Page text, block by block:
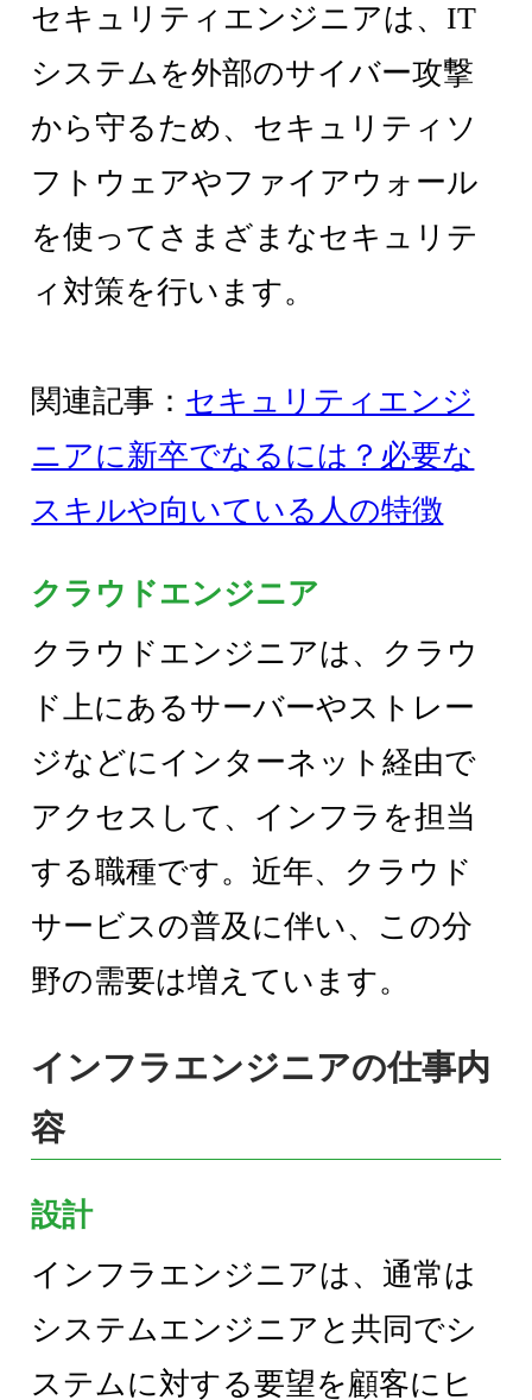
セキュリティエンジニアは、IT
システムを外部のサイバー攻撃
から守るため、セキュリティソ
フトウェアやファイアウォール
を使ってさまざまなセキュリテ
ィ対策を行います。
関連記事： セキュリティエンジ
ニアに新卒でなるには？必要な
スキルや向いている人の特徴
クラウドエンジニア
クラウドエンジニアは、クラウ
ド上にあるサーバーやストレー
ジなどにインターネット経由で
アクセスして、インフラを担当
する職種です。近年、クラウド
サービスの普及に伴い、この分
野の需要は増えています。
インフラエンジニアの仕事内
容
設計
インフラエンジニアは、通常は
システムエンジニアと共同でシ
ステムに対する要望を顧客にヒ